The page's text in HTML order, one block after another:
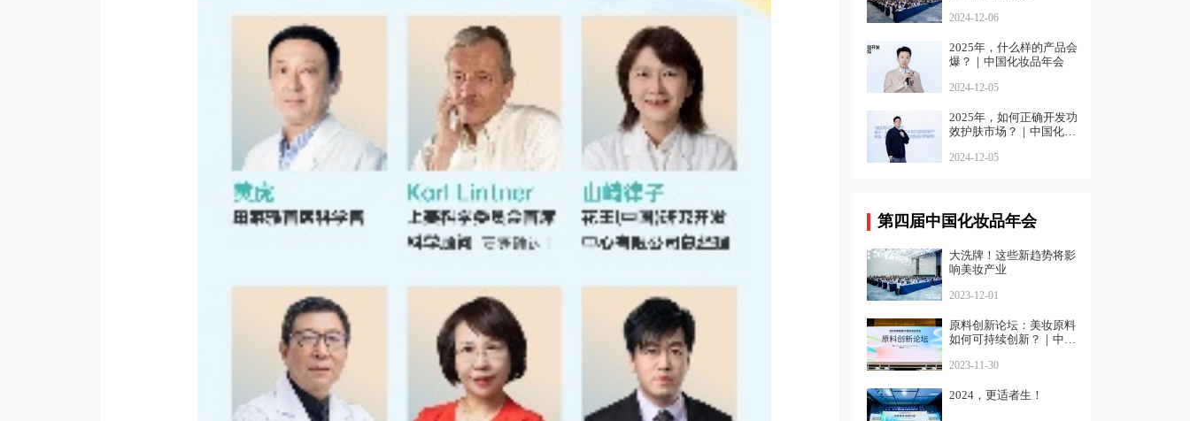
2024-12-06
2025年，什么样的产品会
爆？｜中国化妆品年会
2024-12-05
2025年，如何正确开发功
效护肤市场？｜中国化妆
2024-12-05
第四届中国化妆品年会
大洗牌！这些新趋势将影
响美妆产业
2023-12-01
原料创新论坛：美妆原料
如何可持续创新？｜中国
2023-11-30
2024，更适者生！